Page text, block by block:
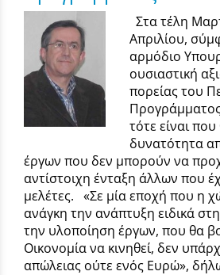
Στα τέλη
Απριλίου,
αρμόδιο
ουσιαστική
πορείας του
τότε είναι
δυνατότητα
έργων που δεν μπορούν να
αντίστοιχη ένταξη άλλων που
μελέτες. «Σε μία εποχή που η
ανάγκη την ανάπτυξη ειδικά
την υλοποίηση έργων, που θα
Οικονομία να κινηθεί, δεν
απώλειας ούτε ενός Ευρώ»,